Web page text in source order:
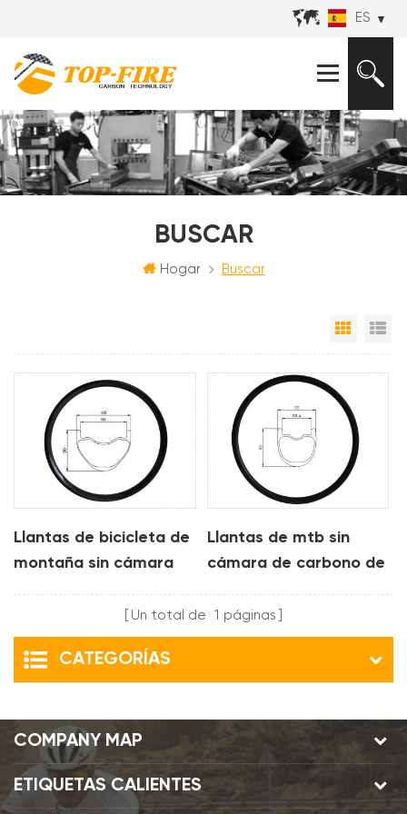
ES
BUSCAR
Hogar Buscar
Vista
Llantas de bicicleta de
montaña sin cámara
Llantas de mtb sin
cámara de carbono de
Un total de 1 páginas
CATEGORÍAS
COMPANY MAP
ETIQUETAS CALIENTES